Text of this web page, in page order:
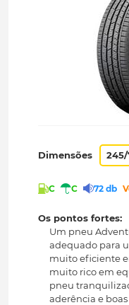
Dimensões 245/
C C 72 db
Os pontos fortes:
Um pneu
adequado para
muito eficiente
muito rico em
pneu
aderência e